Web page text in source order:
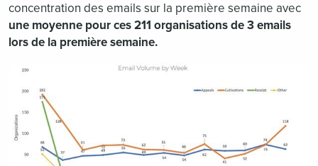
concentration des emails sur la première semaine avec
une moyenne pour ces 211 organisations de 3 emails
lors de la première semaine.